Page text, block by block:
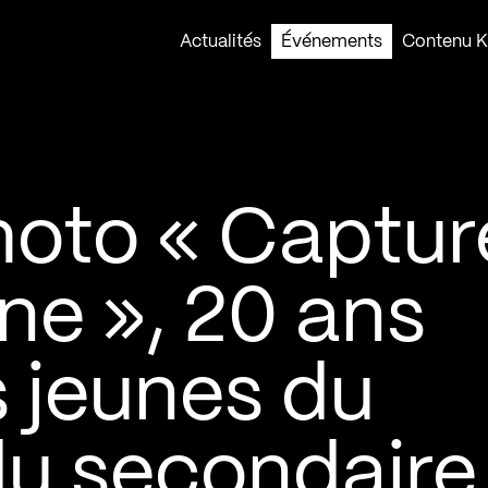
Actualités
Événements Contenu
«
», 20 ans
jeunes du